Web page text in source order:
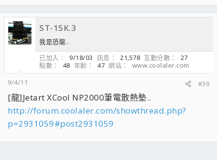
ST-15K.3
我是恐龍..
已加入
9/18/03 訊息 21,578 互動分數
27
點數
48 年齡 47 網站
www.coolaler.com
9/4/11
#39
[龍]Jetart XCool NP2000筆電散熱墊..
http://forum.coolaler.com/showthread.php?
p=2931059#post2931059